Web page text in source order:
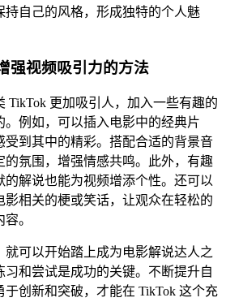
持自己的风格，形成独特的个人魅
强视频吸引力的方法
TikTok 更加吸引人，加入一些有趣的
。例如，可以插入电影中的经典片
受到其中的精彩。搭配合适的背景音
的氛围，增强情感共鸣。此外，有趣
的解说也能为视频增添个性。还可以
影相关的梗或笑话，让观众在轻松的
。
就可以开始踏上成为电影解说达人之
习和尝试是成功的关键。不断提升自
于创新和突破，才能在 TikTok 这个充